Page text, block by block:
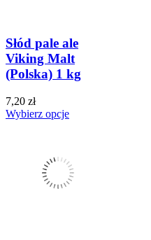
Słód pale ale
Viking Malt
(Polska) 1 kg
7,20 zł
Wybierz opcje